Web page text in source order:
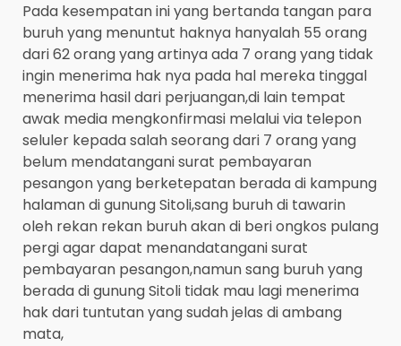
Pada kesempatan ini yang bertanda tangan para
buruh yang menuntut haknya hanyalah 55 orang
dari 62 orang yang artinya ada 7 orang yang tidak
ingin menerima hak nya pada hal mereka tinggal
menerima hasil dari perjuangan,di lain tempat
awak media mengkonfirmasi melalui via telepon
seluler kepada salah seorang dari 7 orang yang
belum mendatangani surat pembayaran
pesangon yang berketepatan berada di kampung
halaman di gunung Sitoli,sang buruh di tawarin
oleh rekan rekan buruh akan di beri ongkos pulang
pergi agar dapat menandatangani surat
pembayaran pesangon,namun sang buruh yang
berada di gunung Sitoli tidak mau lagi menerima
hak dari tuntutan yang sudah jelas di ambang
mata,